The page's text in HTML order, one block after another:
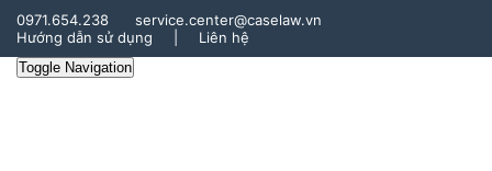
0971.654.238
service.center@caselaw.vn
Hướng dẫn sử dụng
Liên hệ
Toggle Navigation